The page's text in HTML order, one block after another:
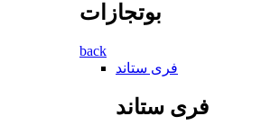
بوتجازات
back
فرى ستاند
فرى ستاند